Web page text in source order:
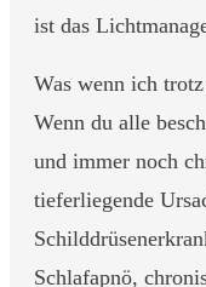
ist das
Was wenn ich
Wenn du alle
und immer noch
tieferliegende
Schlafapnö,